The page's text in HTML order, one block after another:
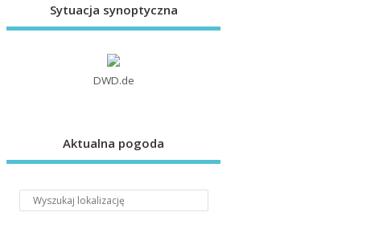
Sytuacja synoptyczna
DWD.de
Aktualna pogoda